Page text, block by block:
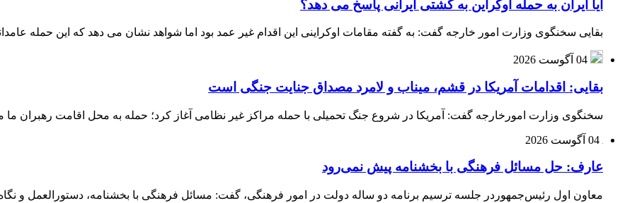
آیا ایران به حمله اوکراین به کشتی ایرانی پاسخ می دهد؟
بقایی سخنگوی وزارت امور خارجه گفت: به گفته مقامات اوکراینی این اقدام غیر عمد بود اما شواهد نشان می دهد که این حمله
04 آگوست 2026
بقایی: اقدامات آمریکا در قشم، میناب و لامرد مصداق جنایت جنگی است
سخنگوی وزارت امورخارجه گفت: آمریکا در شروع جنگ تحمیلی با حمله مراکز غیر نظامی آغاز کرد؛ حمله به محل اقامت رهبران ما
04 آگوست 2026
عارف: حل مسائل فرهنگی با بخشنامه پیش نمی‌رود
معاون اول رئیس‌جمهوردر جلسه ترسیم برنامه دو ساله دولت در امور فرهنگی، گفت: مسائل فرهنگی با بخشنامه، دستورالعمل و